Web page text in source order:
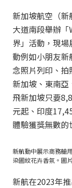
新加坡航空（
大道南段舉辦
界」活動，現
動例如小朋友
念照片列印、
新加坡、東南
飛新加坡只要
元起、印度
體驗獲獎無數的
新航動中展示商務艙
染圖紋花卉香氛。圖
新航在2023年